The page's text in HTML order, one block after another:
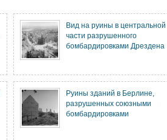
Вид на руины в центральной
части разрушенного
бомбардировками Дрездена
Руины зданий в Берлине,
разрушенных союзными
бомбардировками